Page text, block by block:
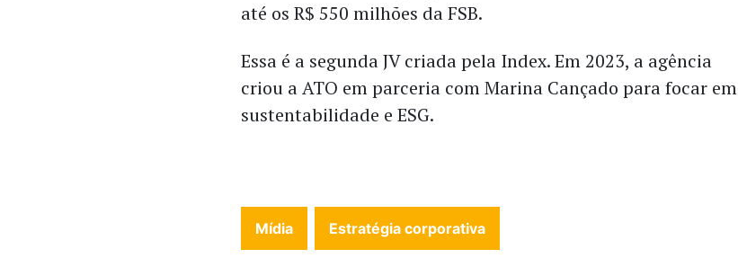
até os R$ 550 milhões da FSB.
Essa é a segunda JV criada pela Index. Em 2023, a agência
criou a ATO em parceria com Marina Cançado para focar em
sustentabilidade e ESG.
Mídia Estratégia corporativa